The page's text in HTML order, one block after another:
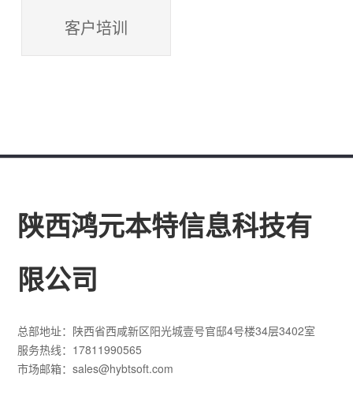
客户培训
陕西鸿元本特信息科技有
限公司
总部地址：陕西省西咸新区阳光城壹号官邸4号楼34层3402室
服务热线：17811990565
市场邮箱：sales@hybtsoft.com